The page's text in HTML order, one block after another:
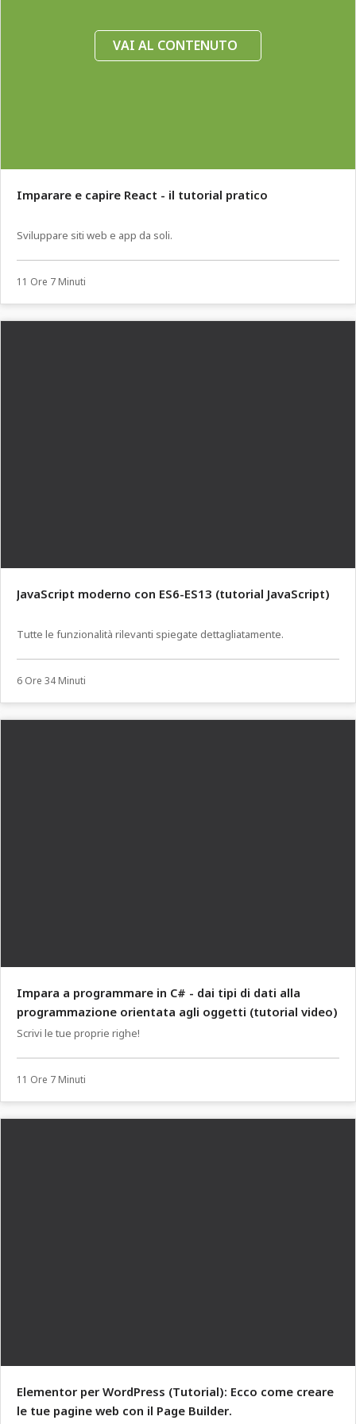
VAI AL CONTENUTO
Imparare e capire React - il tutorial pratico
Sviluppare siti web e app da soli.
11 Ore 7 Minuti
JavaScript moderno con ES6-ES13 (tutorial JavaScript)
Tutte le funzionalità rilevanti spiegate dettagliatamente.
6 Ore 34 Minuti
Impara a programmare in C# - dai tipi di dati alla
programmazione orientata agli oggetti (tutorial video)
Scrivi le tue proprie righe!
11 Ore 7 Minuti
Elementor per WordPress (Tutorial): Ecco come creare
le tue pagine web con il Page Builder.